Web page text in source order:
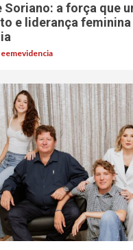
Soriano: a força que
e liderança